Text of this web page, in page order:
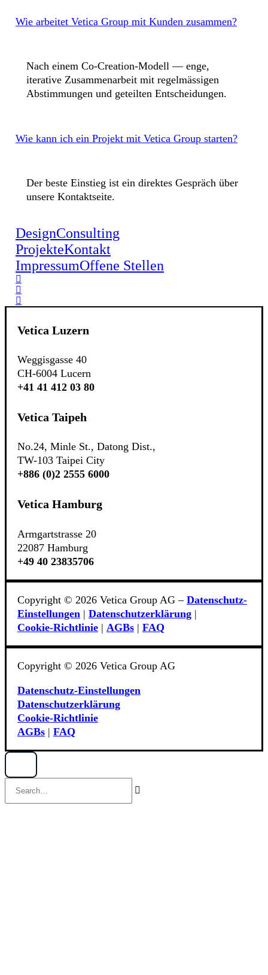
Wie arbeitet Vetica Group mit Kunden zusammen?
Nach einem Co-Creation-Modell — enge,
iterative Zusammenarbeit mit regelmässigen
Abstimmungen und geteilten Entscheidungen.
Wie kann ich ein Projekt mit Vetica Group starten?
Der beste Einstieg ist ein direktes Gespräch über
unsere Kontaktseite.
DesignConsulting
ProjekteKontakt
ImpressumOffene Stellen
Vetica Luzern
Weggisgasse 40
CH-6004 Lucern
+41 41 412 03 80
Vetica Taipeh
No.24, Minle St., Datong Dist.,
TW-103 Taipei City
+886 (0)2 2555 6000
Vetica Hamburg
Armgartstrasse 20
22087 Hamburg
+49 40 23835706
Copyright © 2026 Vetica Group AG – Datenschutz-
Einstellungen | Datenschutzerklärung |
Cookie‑Richtlinie | AGBs | FAQ
Copyright © 2026 Vetica Group AG
Datenschutz-Einstellungen
Datenschutzerklärung
Cookie‑Richtlinie
AGBs | FAQ